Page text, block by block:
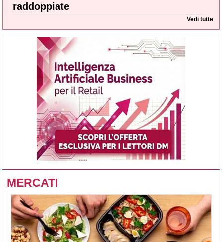
raddoppiate
Vedi tutte
MERCATI